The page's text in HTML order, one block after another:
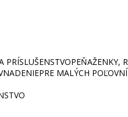
PRÍSLUŠENSTVOPEŇAŽENKY,
PRE MALÝCH